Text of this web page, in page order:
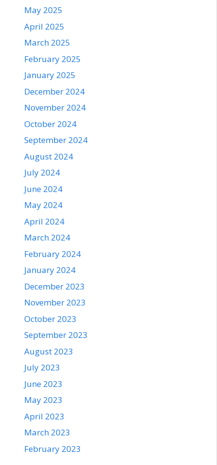
May 2025
April 2025
March 2025
February 2025
January 2025
December 2024
November 2024
October 2024
September 2024
August 2024
July 2024
June 2024
May 2024
April 2024
March 2024
February 2024
January 2024
December 2023
November 2023
October 2023
September 2023
August 2023
July 2023
June 2023
May 2023
April 2023
March 2023
February 2023